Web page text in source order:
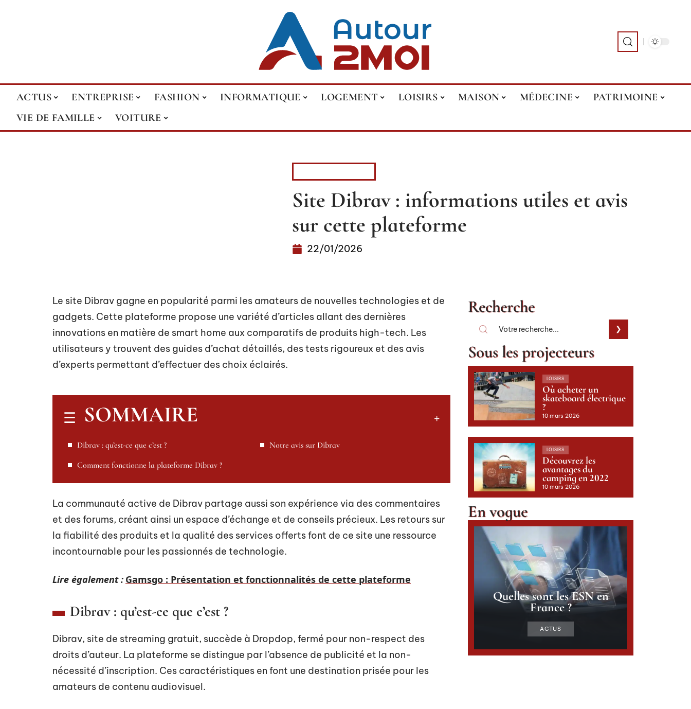
ACTUS ENTREPRISE FASHION INFORMATIQUE LOGEMENT LOISIRS MAISON MÉDECINE
PATRIMOINE
VIE DE FAMILLE
VOITURE
Site Dibrav : informations utiles et avis
sur cette plateforme
22/01/2026
Le site Dibrav gagne en popularité parmi les amateurs de nouvelles technologies et de
gadgets. Cette plateforme propose une variété d’articles allant des dernières
innovations en matière de smart home aux comparatifs de produits high-tech. Les
utilisateurs y trouvent des guides d’achat détaillés, des tests rigoureux et des avis
d’experts permettant d’effectuer des choix éclairés.
SOMMAIRE
Dibrav : qu’est-ce que c’est ?
Comment fonctionne la plateforme Dibrav ?
Notre avis sur Dibrav
La communauté active de Dibrav partage aussi son expérience via des commentaires
et des forums, créant ainsi un espace d’échange et de conseils précieux. Les retours sur
la fiabilité des produits et la qualité des services offerts font de ce site une ressource
incontournable pour les passionnés de technologie.
Lire également : Gamsgo : Présentation et fonctionnalités de cette plateforme
Dibrav : qu’est-ce que c’est ?
Dibrav, site de streaming gratuit, succède à Dropdop, fermé pour non-respect des
droits d’auteur. La plateforme se distingue par l’absence de publicité et la non-
nécessité d’inscription. Ces caractéristiques en font une destination prisée pour les
amateurs de contenu audiovisuel.
Recherche
Sous les projecteurs
LOISIRS
Où acheter un
skateboard électrique
?
10 mars 2026
LOISIRS
Découvrez les
avantages du
camping en 2022
10 mars 2026
En vogue
Quelles sont les ESN en
France ?
ACTUS